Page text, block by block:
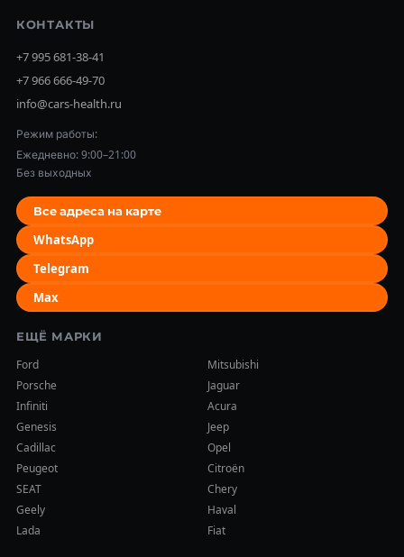
КОНТАКТЫ
+7 995 681-38-41
+7 966 666-49-70
info@cars-health.ru
Режим работы:
Ежедневно: 9:00–21:00
Без выходных
Все адреса на карте
WhatsApp
Telegram
Max
ЕЩЁ МАРКИ
Ford
Mitsubishi
Porsche
Jaguar
Infiniti
Acura
Genesis
Jeep
Cadillac
Opel
Peugeot
Citroën
SEAT
Chery
Geely
Haval
Lada
Fiat